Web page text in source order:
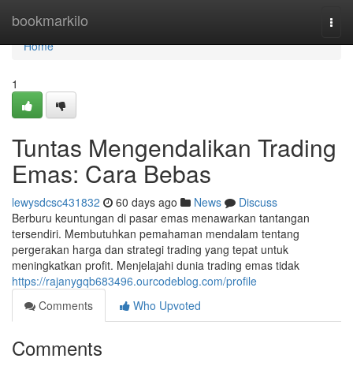
bookmarkilo
Home
Home
1
Tuntas Mengendalikan Trading
Emas: Cara Bebas
lewysdcsc431832 60 days ago News
Discuss
Berburu keuntungan di pasar emas menawarkan tantangan
tersendiri. Membutuhkan pemahaman mendalam tentang
pergerakan harga dan strategi trading yang tepat untuk
meningkatkan profit. Menjelajahi dunia trading emas tidak
https://rajanygqb683496.ourcodeblog.com/profile
Comments
Who Upvoted
Comments